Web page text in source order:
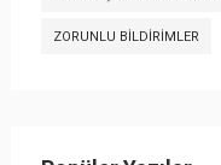
ZORUNLU BILDIRIMLER